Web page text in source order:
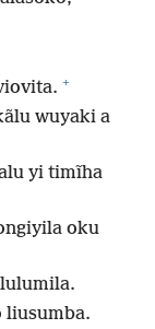
+
wuyaki a
yi timĩha
oku
liusumba.